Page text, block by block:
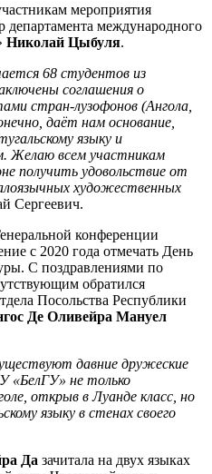
мероприятия
департамента международного
Николай Цыбуля.
68 студентов из
соглашения о
стран-лузофонов (Ангола,
даёт нам основание,
языку и
Желаю всем участникам
получить удовольствие от
художественных
Сергеевич.
конференции
с 2020 года отмечать День
С поздравлениями по
обратился
Посольства Республики
Де Оливейра Мануел
давние дружеские
«БелГУ» не только
открыв в Луанде класс, но
языку в стенах своего
Да зачитала на двух языках